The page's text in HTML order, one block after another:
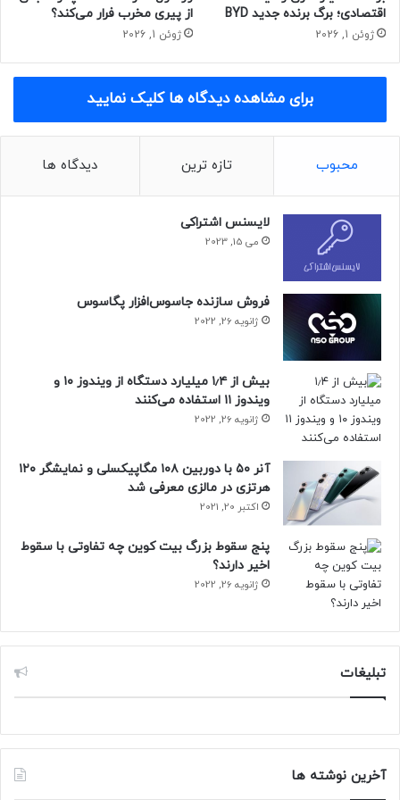
– اتریوم
تغییرات قیمتی ۲۴ ساعت گذشته: ۲.۴۴ درصد افزایش
تغییرات قیمتی یک هفته اخیر: ۸.۸۸ درصد کاهش
– ریپل
تغییرات قیمتی یک هفته اخیر: ۸.۱۵ درصد کاهش
– تتر
قیمت: ۰.۹۹۹۳ دلار
تغییرات قیمتی ۲۴ ساعت گذشته: ۰.۰۷ درصد افزایش
تغییرات قیمتی یک هفته اخیر: ۰.۰۳ درصد کاهش
– سولانا
تغییرات قیمتی ۲۴ ساعت گذشته: ۴.۵۲ درصد افزایش
تغییرات قیمتی یک هفته اخیر: ۷.۶۶ درصد کاهش
– بایننس
قیمت: ۷۰۴.۸۱ دلار
تغییرات قیمتی ۲۴ ساعت گذشته: ۱.۹۲ درصد افزایش
تغییرات قیمتی یک هفته اخیر: ۰.۷۷ درصد کاهش
– دوج کوین
تغییرات قیمتی یک هفته اخیر: ۱۳.۲۶ درصد کاهش
اقتصادی؛ برگ برنده جدید BYD
ژوئن 1, 2026
از پیری مخرب فرار می‌کند؟
ژوئن 1, 2026
برای مشاهده دیدگاه ها کلیک نمایید
محبوب تازه ترین دیدگاه ها
لایسنس اشتراکی
می 15, 2023
فروش سازنده جاسوس‌افزار پگاسوس
ژانویه 26, 2022
بیش از ۱٫۴ میلیارد دستگاه از ویندوز ۱۰ و
ویندوز ۱۱ استفاده می‌کنند
ژانویه 26, 2022
آنر ۵۰ با دوربین ۱۰۸ مگاپیکسلی و نمایشگر ۱۲۰
هرتزی در مالزی معرفی شد
اکتبر 20, 2021
پنج سقوط بزرگ بیت کوین چه تفاوتی با سقوط
اخیر دارند؟
ژانویه 26, 2022
تبلیغات
آخرین نوشته ها